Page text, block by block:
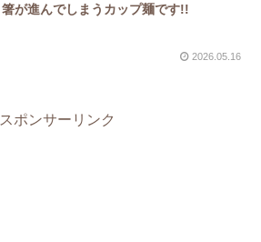
箸が進んでしまうカップ麺です!!
2026.05.16
スポンサーリンク